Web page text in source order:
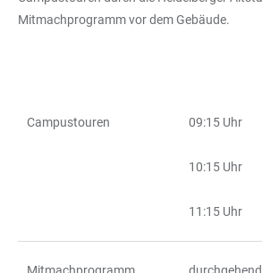
Mitmachprogramm vor dem Gebäude.
Campustouren 09:15 Uhr
10:15 Uhr
11:15 Uhr